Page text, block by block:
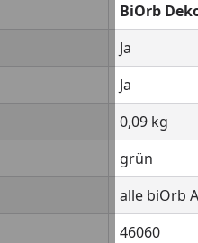
BiOrb
Ja
Ja
0,09 kg
grün
alle biOrb
46060